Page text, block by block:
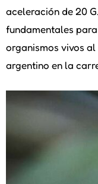
aceleración de 20
fundamentales
organismos vivos
argentino en la